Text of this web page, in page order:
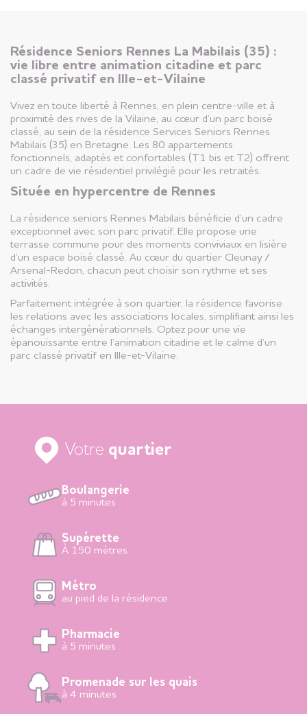
Résidence Seniors Rennes La Mabilais (35) :
vie libre entre animation citadine et parc
classé privatif en Ille-et-Vilaine
Vivez en toute liberté à Rennes, en plein centre-ville et à
proximité des rives de la Vilaine, au cœur d’un parc boisé
classé, au sein de la résidence Services Seniors Rennes
Mabilais (35) en Bretagne. Les 80 appartements
fonctionnels, adaptés et confortables (T1 bis et T2) offrent
un cadre de vie résidentiel privilégié pour les retraités.
Située en hypercentre de Rennes
La résidence seniors Rennes Mabilais bénéficie d’un cadre
exceptionnel avec son parc privatif. Elle propose une
terrasse commune pour des moments conviviaux en lisière
d’un espace boisé classé. Au cœur du quartier Cleunay /
Arsenal-Redon, chacun peut choisir son rythme et ses
activités.
Parfaitement intégrée à son quartier, la résidence favorise
les relations avec les associations locales, simplifiant ainsi les
échanges intergénérationnels. Optez pour une vie
épanouissante entre l’animation citadine et le calme d’un
parc classé privatif en Ille-et-Vilaine.
Votre quartier
Boulangerie
à 5 minutes
Supérette
À 150 mètres
Métro
au pied de la résidence
Pharmacie
à 5 minutes
Promenade sur les quais
à 4 minutes